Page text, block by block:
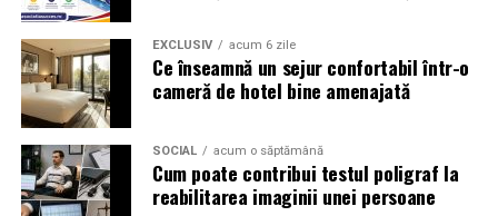
Pentru a răspunde riscurilor tot mai complexe,
cyber_Folks a lansat la finalul lunii iunie robo_Folks,
primul asistent AI integrat într-un panou de hosting
din România. Acesta poate efectua, la cererea
utilizatorului, un audit al securității site-ului, care
include verificarea certificatelor SSL, a configurărilor
DNS și a sistemelor SPF, DKIM și DMARC utilizate
pentru protecția e-mailului împotriva uzurpării
EXCLUSIV acum 6 zile
Ce înseamnă un sejur confortabil într-o
cameră de hotel bine amenajată
SOCIAL acum o săptămână
Cum poate contribui testul poligraf la
reabilitarea imaginii unei persoane